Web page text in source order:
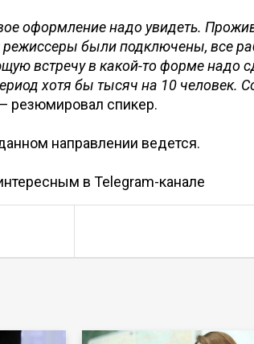
оформление надо увидеть.
были подключены, все
встречу в какой-то форме надо
хотя бы тысяч на 10 человек.
резюмировал спикер.
направлении ведется.
в Telegram-канале